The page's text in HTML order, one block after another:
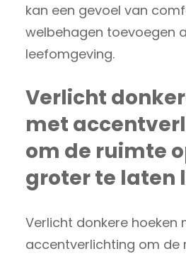
kan een gevoel van
welbehagen toevoegen
leefomgeving.
Verlicht
met
om de ruimte
groter te laten
Verlicht donkere hoeken
accentverlichting om de